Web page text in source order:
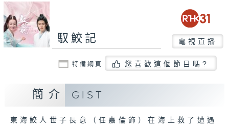
馭鮫記 電視直播
特備網頁 您喜歡這個節目嗎?
簡介 GIST
東海鮫人世子長意（任嘉倫飾）在海上救了遭遇